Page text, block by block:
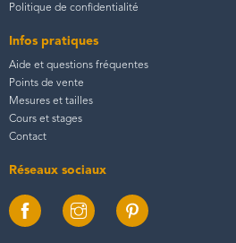
Politique de confidentialité
Infos pratiques
Aide et questions fréquentes
Points de vente
Mesures et tailles
Cours et stages
Contact
Réseaux sociaux